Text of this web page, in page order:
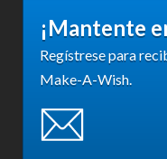
¡Mantente
Regístrese para
Make-A-Wish.